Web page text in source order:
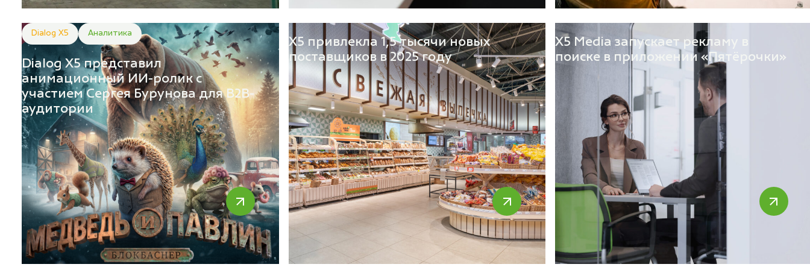
Dialog X5 Аналитика
Dialog X5 представил
анимационный ИИ-ролик с
участием Сергея Бурунова для B2B-
аудитории
Х5 привлекла 1,5 тысячи новых
поставщиков в 2025 году
X5 Media запускает рекламу в
поиске в приложении «Пятёрочки»